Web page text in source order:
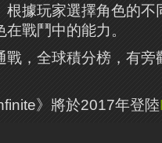
根據玩家選擇角色的不
戰鬥中的能力。
戰，全球積分榜，有旁
》將於2017年登陸